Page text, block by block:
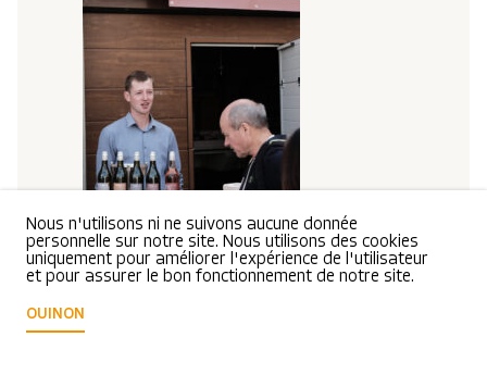
Nous n'utilisons ni ne suivons aucune donnée
personnelle sur notre site. Nous utilisons des cookies
uniquement pour améliorer l'expérience de l'utilisateur
et pour assurer le bon fonctionnement de notre site.
OUINON